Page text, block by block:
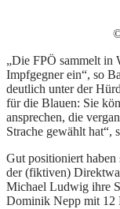
„Die FPÖ sammelt in
Impfgegner ein“, so
deutlich unter der
für die Blauen: Sie
ansprechen, die
Strache gewählt hat“,
Gut positioniert
der (fiktiven)
Michael Ludwig ihre
Dominik Nepp mit 12